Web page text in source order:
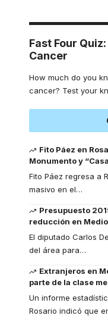
Fast Four
Cancer
How much do you
cancer? Test your
Fito Páez en
Monumento y
Fito Páez regresa a
masivo en el…
Presupuesto
reducción en
El diputado Carlos
del área para…
Extranjeros en
parte de la clase
Un informe
Rosario indicó que